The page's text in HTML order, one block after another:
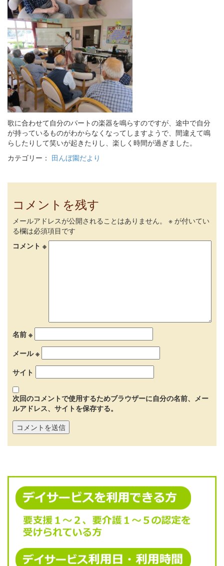
歌に合わせて自分のパートの楽器を鳴らすのですが、途中で自分
が持っているものがわからなくなってしますようで、間違えて鳴
らしたりして笑いが起きたりし、楽しく時間が過ぎました。
カテゴリー： 田んぼ園だより
コメントを残す
メールアドレスが公開されることはありません。 ※ が付いてい
る欄は必須項目です
コメント ※
名前 ※
メール※
サイト
次回のコメントで使用するためブラウザーに自分の名前、メー
ルアドレス、サイトを保存する。